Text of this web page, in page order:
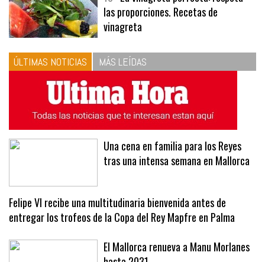
10La vinagreta perfecta: respeta
las proporciones. Recetas de
vinagreta
ÚLTIMAS NOTICIAS MÁS LEÍDAS
Una cena en familia para los Reyes
Felipe VI recibe una multitudinaria bienvenida antes de
entregar los trofeos de la Copa del Rey Mapfre en Palma